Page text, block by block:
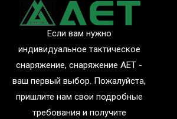
Если вам нужно
индивидуальное тактическое
снаряжение, снаряжение AET -
ваш первый выбор. Пожалуйста,
пришлите нам свои подробные
требования и получите